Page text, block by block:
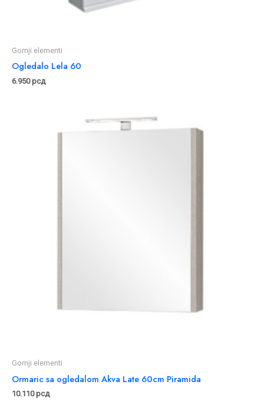
Gornji elementi
Ogledalo Lela 60
6.950рсд
Gornji elementi
Ormaric sa ogledalom Akva Late 60cm Piramida
10.110рсд